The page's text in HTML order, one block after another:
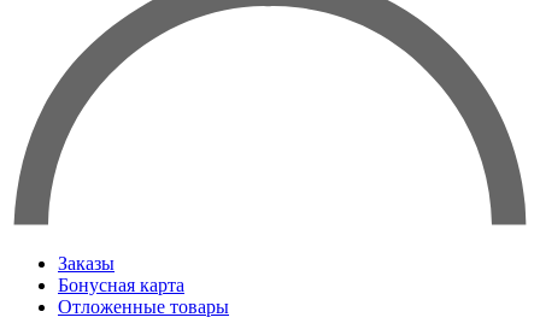
Заказы
Бонусная карта
Отложенные товары